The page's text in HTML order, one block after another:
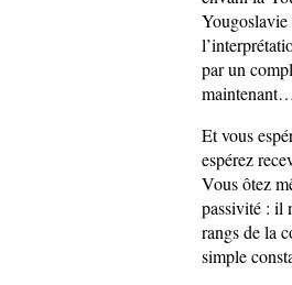
Yougoslavie
par un
maintenant…
Et vous
espérez
Vous ôtez
passivité : il
rangs de la
simple